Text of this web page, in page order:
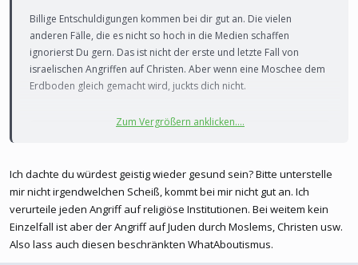
Billige Entschuldigungen kommen bei dir gut an. Die vielen
anderen Fälle, die es nicht so hoch in die Medien schaffen
ignorierst Du gern. Das ist nicht der erste und letzte Fall von
israelischen Angriffen auf Christen. Aber wenn eine Moschee dem
Erdboden gleich gemacht wird, juckts dich nicht.
Für weitere Informationen siehe die SeiteVerwendung
von Cookies.
Drittanbieter-Cookies akzeptieren
Zum Vergrößern anklicken....
Ich dachte du würdest geistig wieder gesund sein? Bitte unterstelle
mir nicht irgendwelchen Scheiß, kommt bei mir nicht gut an. Ich
verurteile jeden Angriff auf religiöse Institutionen. Bei weitem kein
Einzelfall ist aber der Angriff auf Juden durch Moslems, Christen usw.
Also lass auch diesen beschränkten WhatAboutismus.